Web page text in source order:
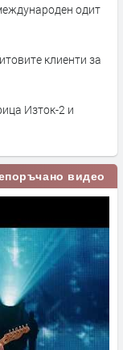
одит
клиенти за
Изток-2 и
видео